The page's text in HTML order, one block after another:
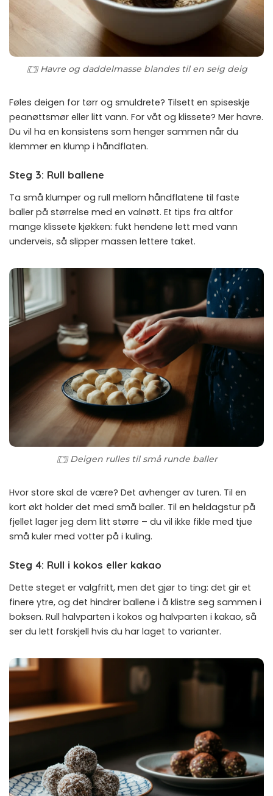
Havre og daddelmasse blandes til en seig deig
Føles deigen for tørr og smuldrete? Tilsett en spiseskje
peanøttsmør eller litt vann. For våt og klissete? Mer havre.
Du vil ha en konsistens som henger sammen når du
klemmer en klump i håndflaten.
Steg 3: Rull ballene
Ta små klumper og rull mellom håndflatene til faste
baller på størrelse med en valnøtt. Et tips fra altfor
mange klissete kjøkken: fukt hendene lett med vann
underveis, så slipper massen lettere taket.
Deigen rulles til små runde baller
Hvor store skal de være? Det avhenger av turen. Til en
kort økt holder det med små baller. Til en heldagstur på
fjellet lager jeg dem litt større – du vil ikke fikle med tjue
små kuler med votter på i kuling.
Steg 4: Rull i kokos eller kakao
Dette steget er valgfritt, men det gjør to ting: det gir et
finere ytre, og det hindrer ballene i å klistre seg sammen i
boksen. Rull halvparten i kokos og halvparten i kakao, så
ser du lett forskjell hvis du har laget to varianter.